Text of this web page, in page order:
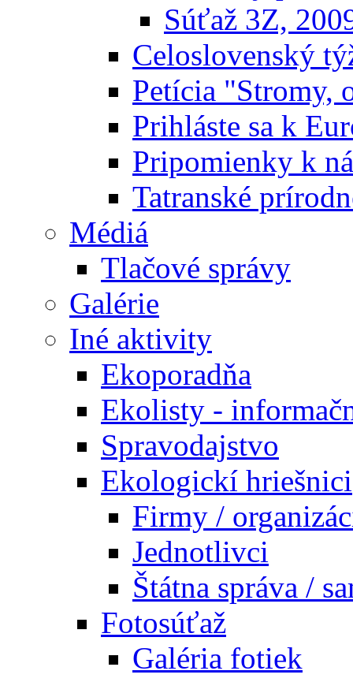
Súťaž 3Z,
Celoslovenský
Petícia "Stromy,
Prihláste sa k
Pripomienky k
Tatranské
Médiá
Tlačové správy
Galérie
Iné aktivity
Ekoporadňa
Ekolisty -
Spravodajstvo
Ekologickí hriešnici
Firmy /
Jednotlivci
Štátna správa /
Fotosúťaž
Galéria fotiek